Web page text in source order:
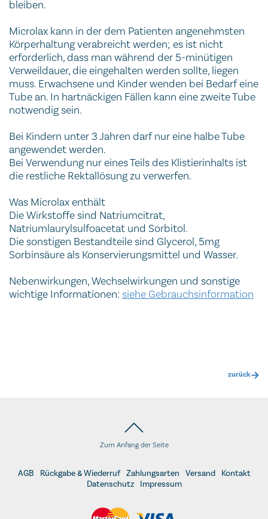
bleiben.
Microlax kann in der dem Patienten angenehmsten
Körperhaltung verabreicht werden; es ist nicht
erforderlich, dass man während der 5-minütigen
Verweildauer, die eingehalten werden sollte, liegen
muss. Erwachsene und Kinder wenden bei Bedarf eine
Tube an. In hartnäckigen Fällen kann eine zweite Tube
notwendig sein.
Bei Kindern unter 3 Jahren darf nur eine halbe Tube
angewendet werden.
Bei Verwendung nur eines Teils des Klistierinhalts ist
die restliche Rektallösung zu verwerfen.
Was Microlax enthält
Die Wirkstoffe sind Natriumcitrat,
Natriumlaurylsulfoacetat und Sorbitol.
Die sonstigen Bestandteile sind Glycerol, 5mg
Sorbinsäure als Konservierungsmittel und Wasser.
Nebenwirkungen, Wechselwirkungen und sonstige
wichtige Informationen: siehe Gebrauchsinformation
zurück
Zum Anfang der Seite
AGB Rückgabe & Wiederruf Zahlungsarten Versand
Kontakt
Datenschutz
Impressum